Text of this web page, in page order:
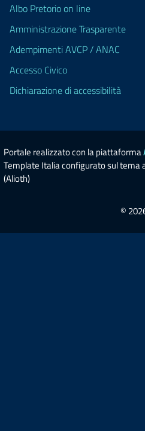
Albo Pretorio on line
Amministrazione Trasparente
Adempimenti AVCP / ANAC
Accesso Civico
Dichiarazione di accessibilità
Portale realizzato con la piattaforma
Template Italia configurato sul tema
(Alioth)
©